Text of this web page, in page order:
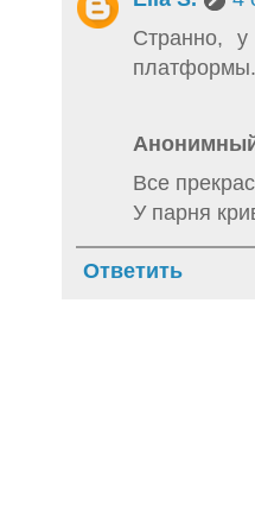
Странно,
Все
У парня
Ответить